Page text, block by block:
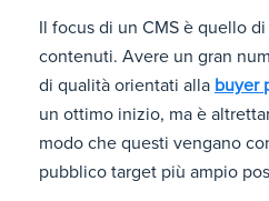
Il focus di un CMS è quello
contenuti. Avere un gran
di qualità orientati alla buyer
un ottimo inizio, ma è
modo che questi vengano
pubblico target più ampio